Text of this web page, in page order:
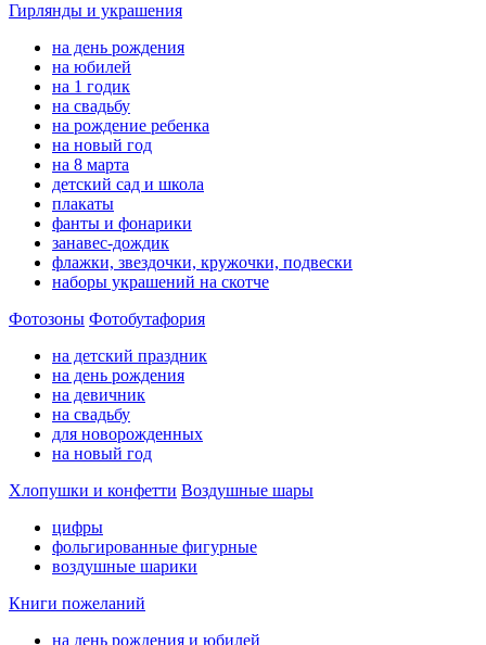
Гирлянды и украшения
на день рождения
на юбилей
на 1 годик
на свадьбу
на рождение ребенка
на новый год
на 8 марта
детский сад и школа
плакаты
фанты и фонарики
занавес-дождик
флажки, звездочки, кружочки, подвески
наборы украшений на скотче
Фотозоны Фотобутафория
на детский праздник
на день рождения
на девичник
на свадьбу
для новорожденных
на новый год
Хлопушки и конфетти Воздушные шары
цифры
фольгированные фигурные
воздушные шарики
Книги пожеланий
на день рождения и юбилей